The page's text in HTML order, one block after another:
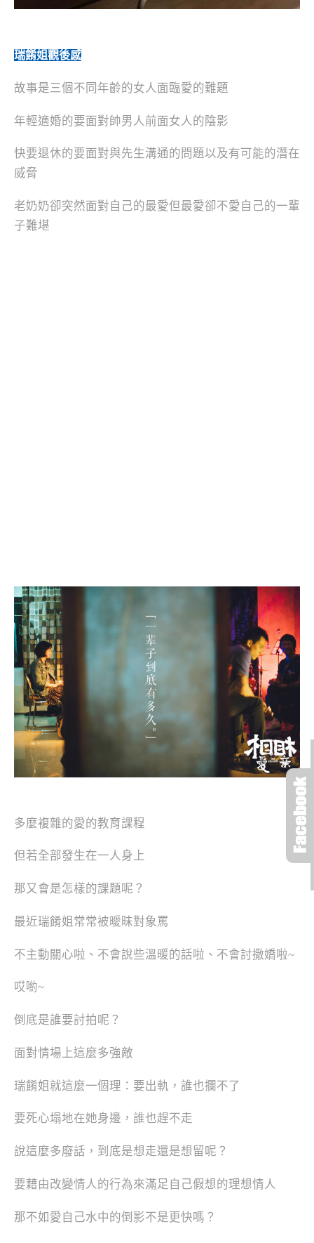
瑞餚姐觀後感
故事是三個不同年齡的女人面臨愛的難題
年輕適婚的要面對帥男人前面女人的陰影
快要退休的要面對與先生溝通的問題以及有可能的潛在
威脅
老奶奶卻突然面對自己的最愛但最愛卻不愛自己的一輩
子難堪
多麼複雜的愛的教育課程
但若全部發生在一人身上
那又會是怎樣的課題呢？
最近瑞餚姐常常被曖昧對象罵
不主動關心啦、不會說些溫暖的話啦、不會討撒嬌啦~
哎喲~
倒底是誰要討拍呢？
面對情場上這麼多強敵
瑞餚姐就這麼一個理：要出軌，誰也攔不了
要死心塌地在她身邊，誰也趕不走
說這麼多廢話，到底是想走還是想留呢？
要藉由改變情人的行為來滿足自己假想的理想情人
那不如愛自己水中的倒影不是更快嗎？